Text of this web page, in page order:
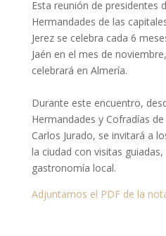
Esta reunión de presidentes
Hermandades de las
Jerez se celebra cada 6
Jaén en el mes de
celebrará en Almería.
Durante este encuentro,
Hermandades y Cofradías
Carlos Jurado, se invitará a
la ciudad con visitas
gastronomía local.
Adjuntamos el PDF de la